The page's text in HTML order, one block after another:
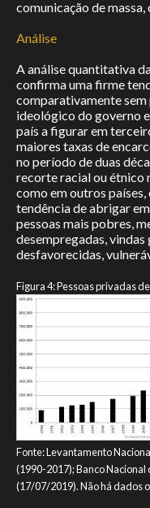
comunicação de massa,
Análise
A análise quantitativa
confirma uma firme
comparativamente sem
ideológico do governo
país a figurar em
maiores taxas de
no período de duas
recorte racial ou étnico
como em outros países,
tendência de abrigar
pessoas mais pobres,
desempregadas,
desfavorecidas,
Figura 4: Pessoas privadas
Fonte: Levantamento
(1990-2017); Banco
(17/07/2019). Não há dados